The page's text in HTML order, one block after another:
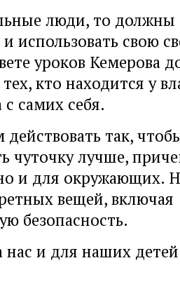
люди, то должны
использовать свою
уроков Кемерова
кто находится у
с самих себя.
так,
чуточку лучше,
и для окружающих.
вещей, включая
безопасность.
нас и для наших